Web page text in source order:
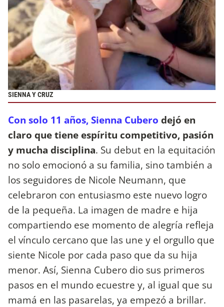
SIENNA Y CRUZ
Con solo 11 años, Sienna Cubero dejó en
claro que tiene espíritu competitivo, pasión
y mucha disciplina. Su debut en la equitación
no solo emocionó a su familia, sino también a
los seguidores de Nicole Neumann, que
celebraron con entusiasmo este nuevo logro
de la pequeña. La imagen de madre e hija
compartiendo ese momento de alegría refleja
el vínculo cercano que las une y el orgullo que
siente Nicole por cada paso que da su hija
menor. Así, Sienna Cubero dio sus primeros
pasos en el mundo ecuestre y, al igual que su
mamá en las pasarelas, ya empezó a brillar.